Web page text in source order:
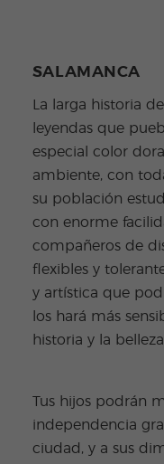
SALAMANCA
La larga historia
leyendas que
especial color
ambiente, con
su población
con enorme
compañeros de
flexibles y
y artística que
los hará más
historia y la
Tus hijos podrán
independencia
ciudad, y a sus